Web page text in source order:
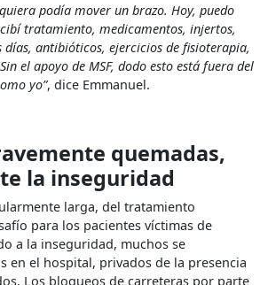
podía mover un brazo. Hoy, puedo
tratamiento, medicamentos, injertos,
días, antibióticos, ejercicios de fisioterapia,
el apoyo de MSF, dodo esto está fuera del
yo”, dice Emmanuel.
quemadas,
la inseguridad
larga, del tratamiento
para los pacientes víctimas de
a la inseguridad, muchos se
en el hospital, privados de la presencia
Los bloqueos de carreteras por parte